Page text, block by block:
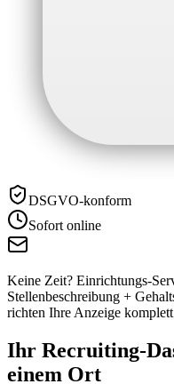
DSGVO-konform
Sofort online
Keine Zeit? Einrichtungs-
Stellenbeschreibung +
richten Ihre Anzeige
Ihr Recruiting-
einem Ort